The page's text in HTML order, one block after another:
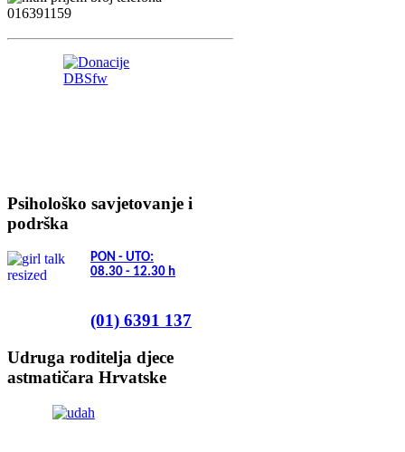
Psihološko savjetovanje i
podrška
PON - UTO:
08.30 - 12.30 h
(01) 6391 137
Udruga roditelja djece
astmatičara Hrvatske